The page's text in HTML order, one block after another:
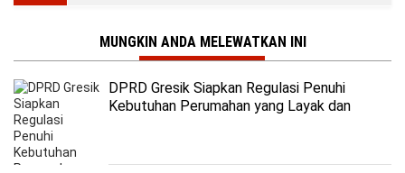
MUNGKIN ANDA MELEWATKAN INI
DPRD Gresik Siapkan Regulasi Penuhi
Kebutuhan Perumahan yang Layak dan